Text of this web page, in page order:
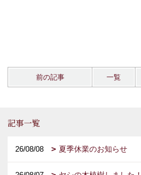
前の記事 一覧
記事一覧
26/08/08 夏季休業のお知らせ